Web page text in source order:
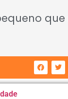
que